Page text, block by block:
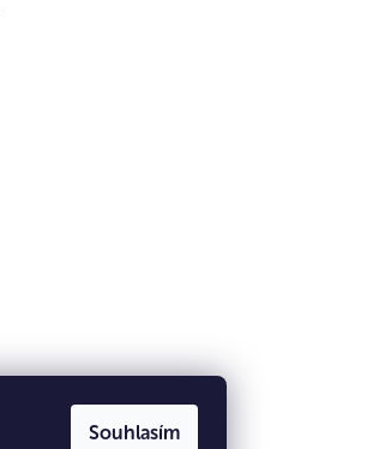
Souhlasím